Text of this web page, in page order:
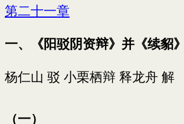
第二十一章
一、《阳驳阴资辩》并《续貂》
杨仁山 驳 小栗栖辩 释龙舟 解
（一）